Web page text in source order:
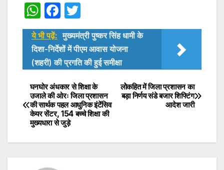
W
h
at
s
A
p
p
F
a
c
e
b
o
o
k
w
itt
er
ये भी पढ़ें: मुख्यमंत्री पुष्कर सिंह धामी के
दिशा-निर्देशों में पीएम आवास योजना
(शहरी) की प्रगति की हुई समीक्षा
Post
navigation
लोेकहित में जिला प्रशासन का
बड़ा निर्णय संडे बजार शिफ्टिंग
आदेश जारी
घनघोर अंधकार से शिक्षा के
उजाले की ओरः जिला प्रशासन
की सार्थक पहल आधुनिक इंटेंसिव
केयर सेंटर, 154 बच्चे शिक्षा की
मुख्यधारा से जुड़े